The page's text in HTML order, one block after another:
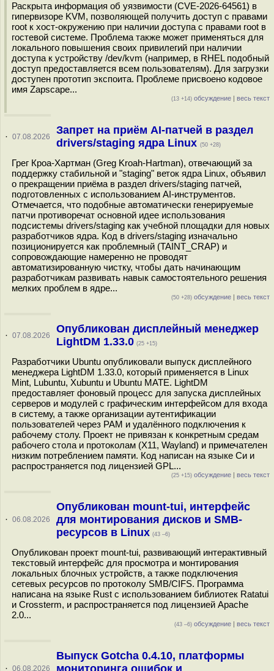
Раскрыта информация об уязвимости (CVE-2026-64561) в
гипервизоре KVM, позволяющей получить доступ с правами
root к хост-окружению при наличии доступа с правами root в
гостевой системе. Проблема также может применяться для
локального повышения своих привилегий при наличии
доступа к устройству /dev/kvm (например, в RHEL подобный
доступ предоставляется всем пользователям). Для загрузки
доступен прототип экспоита. Проблеме присвоено кодовое
имя Zapscape...
(13 +14) обсуждение | весь текст
· 07.08.2026
Запрет на приём AI-патчей в раздел
drivers/staging ядра Linux (50 +28)
Грег Кроа-Хартман (Greg Kroah-Hartman), отвечающий за
поддержку стабильной и "staging" веток ядра Linux, объявил
о прекращении приёма в раздел drivers/staging патчей,
подготовленных с использованием AI-инструментов.
Отмечается, что подобные автоматически генерируемые
патчи противоречат основной идее использования
подсистемы drivers/staging как учебной площадки для новых
разработчиков ядра. Код в drivers/staging изначально
позиционируется как проблемный (TAINT_CRAP) и
сопровождающие намеренно не проводят
автоматизированную чистку, чтобы дать начинающим
разработчикам развивать навык самостоятельного решения
мелких проблем в ядре...
(50 +28) обсуждение | весь текст
· 07.08.2026
Опубликован дисплейный менеджер
LightDM 1.33.0 (25 +15)
Разработчики Ubuntu опубликовали выпуск дисплейного
менеджера LightDM 1.33.0, который применяется в Linux
Mint, Lubuntu, Xubuntu и Ubuntu MATE. LightDM
предоставляет фоновый процесс для запуска дисплейных
серверов и модулей с графическим интерфейсом для входа
в систему, а также организации аутентификации
пользователей через PAM и удалённого подключения к
рабочему столу. Проект не привязан к конкретным средам
рабочего стола и протоколам (X11, Wayland) и примечателен
низким потреблением памяти. Код написан на языке Си и
распространяется под лицензией GPL...
(25 +15) обсуждение | весь текст
· 06.08.2026
Опубликован mount-tui, интерфейс
для монтирования дисков и SMB-
ресурсов в Linux (43 –6)
Опубликован проект mount-tui, развивающий интерактивный
текстовый интерфейс для просмотра и монтирования
локальных блочных устройств, а также подключения
сетевых ресурсов по протоколу SMB/CIFS. Программа
написана на языке Rust с использованием библиотек Ratatui
и Crossterm, и распространяется под лицензией Apache
2.0...
(43 –6) обсуждение | весь текст
· 06.08.2026
Выпуск Gotcha 0.4.10, платформы
мониторинга ошибок и